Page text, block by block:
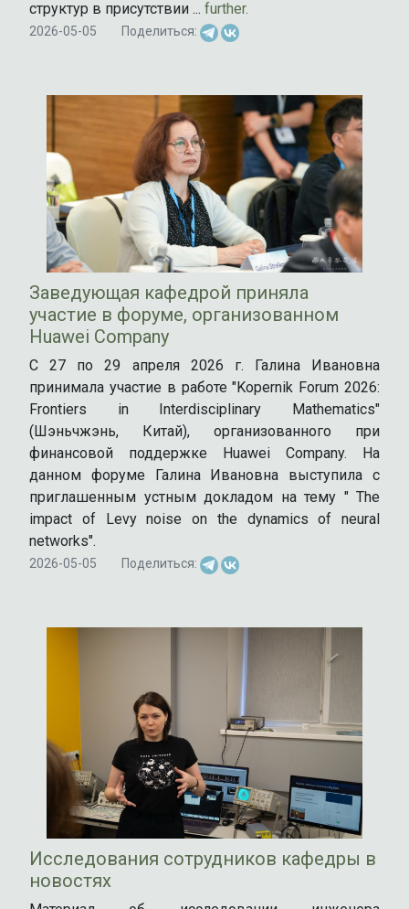
структур в присутствии ... further.
2026-05-05 Поделиться:
Заведующая кафедрой приняла
участие в форуме, организованном
Huawei Company
С 27 по 29 апреля 2026 г. Галина Ивановна
принимала участие в работе "Kopernik Forum 2026:
Frontiers in Interdisciplinary Mathematics"
(Шэньчжэнь, Китай), организованного при
финансовой поддержке Huawei Company. На
данном форуме Галина Ивановна выступила с
приглашенным устным докладом на тему " The
impact of Levy noise on the dynamics of neural
networks".
2026-05-05 Поделиться:
Исследования сотрудников кафедры в
новостях